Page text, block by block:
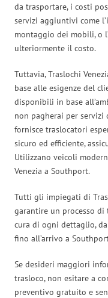
da trasportare, i costi
servizi aggiuntivi come
montaggio dei mobili, o
ulteriormente il costo.
Tuttavia, Traslochi
base alle esigenze del
disponibili in base
non pagherai per servizi
fornisce traslocatori
sicuro ed efficiente,
Utilizzano veicoli
Venezia a Southport.
Tutti gli impiegati di
garantire un processo di
cura di ogni dettaglio,
fino all’arrivo a
Se desideri maggiori
trasloco, non esitare a
preventivo gratuito e